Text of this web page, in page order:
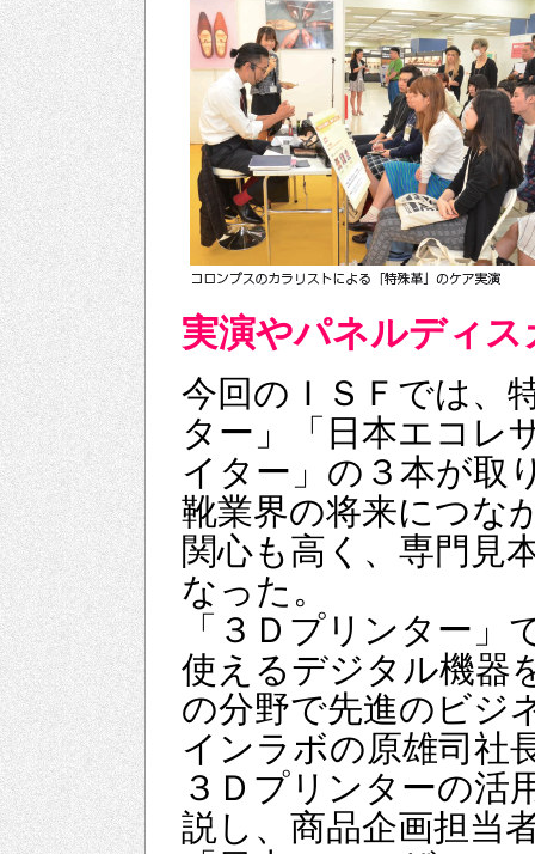
実演やパネルディ
今回のＩＳＦでは、
ター」「日本エコレ
イター」の３本が取
靴業界の将来につな
関心も高く、専門見
なった。
「３Ｄプリンター
使えるデジタル機器
の分野で先進のビジ
インラボの原雄司社
３Ｄプリンターの活
説し、商品企画担当